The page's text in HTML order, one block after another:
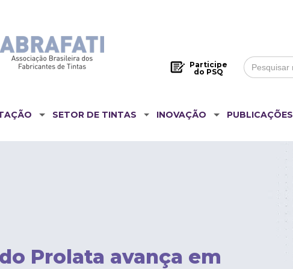
Participe
do PSQ
Search
for:
SETOR DE TINTAS INOVAÇÃO PUBLICAÇÕES
Prolata avança em